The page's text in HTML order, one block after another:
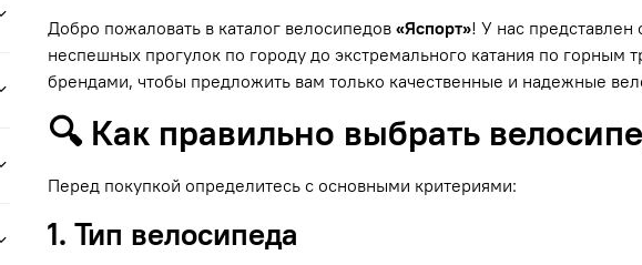
Добро пожаловать в каталог велосипедов «Яспорт»! У нас
неспешных прогулок по городу до экстремального катания по
брендами, чтобы предложить вам только качественные и надежные
🔍 Как правильно выбрать
Перед покупкой определитесь с основными критериями:
1. Тип велосипеда